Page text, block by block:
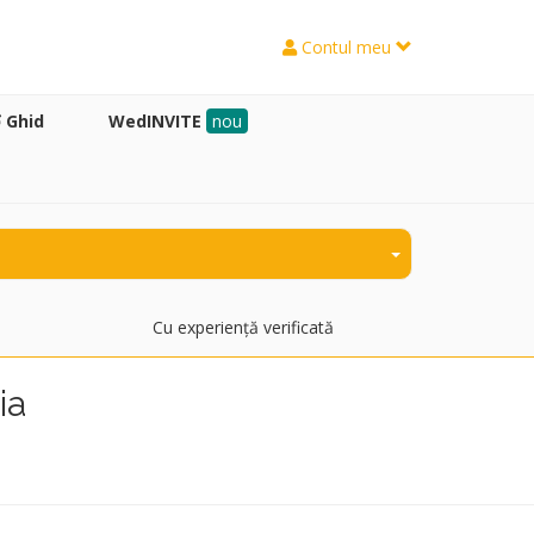
Contul meu
Ghid WedINVITE nou
Cu experiență verificată